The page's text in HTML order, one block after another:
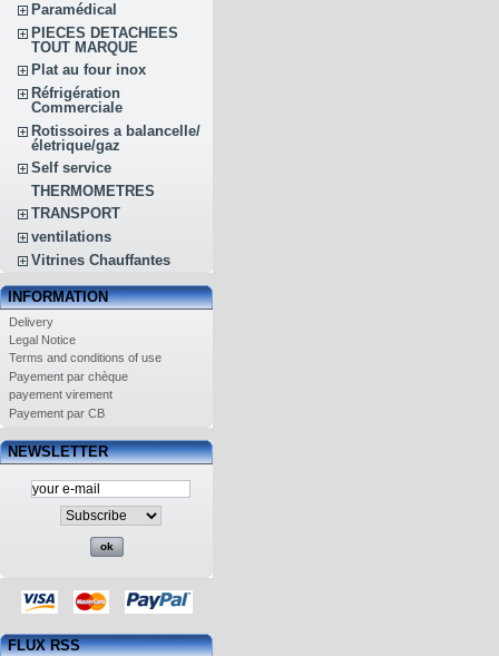
Paramédical
PIECES DETACHEES
TOUT MARQUE
Plat au four inox
Réfrigération
Commerciale
Rotissoires a balancelle/
életrique/gaz
Self service
THERMOMETRES
TRANSPORT
ventilations
Vitrines Chauffantes
INFORMATION
Delivery
Legal Notice
Terms and conditions of use
Payement par chèque
payement virement
Payement par CB
NEWSLETTER
FLUX RSS